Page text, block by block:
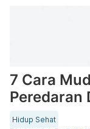
7 Cara
Peredaran
Hidup Sehat